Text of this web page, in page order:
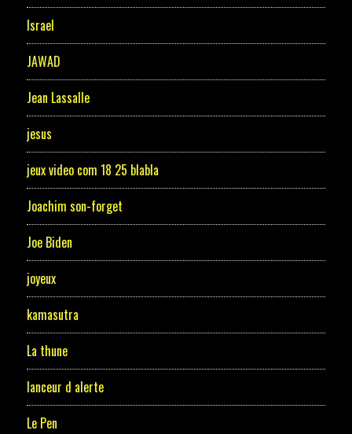
Israel
JAWAD
Jean Lassalle
jesus
jeux video com 18 25 blabla
Joachim son-forget
Joe Biden
joyeux
kamasutra
La thune
lanceur d alerte
Le Pen